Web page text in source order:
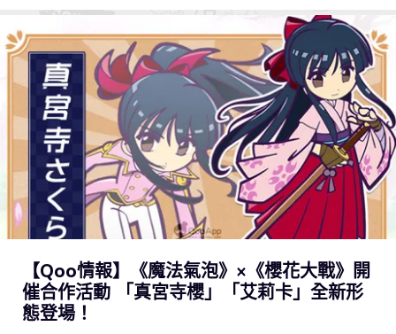
【Qoo情報】《魔法氣泡》×《櫻花大戰》開
催合作活動 「真宮寺櫻」「艾莉卡」全新形
態登場！